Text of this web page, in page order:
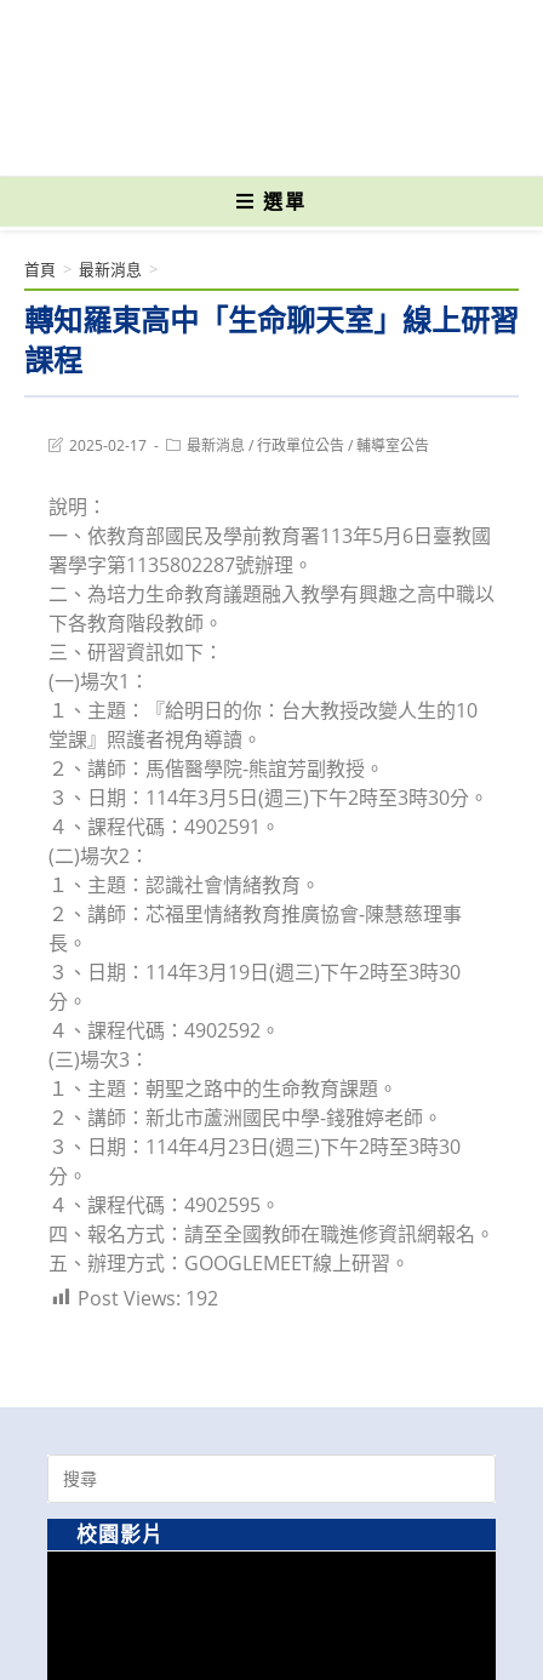
選單
轉知羅東高中「生命聊天室」線上研習
課程
首頁 > 最新消息 >
Post2025-02-17
Post最新消息 /行政單位公告/輔導室公告
說明：
一、依教育部國民及學前教育署113年5月6日臺教國
署學字第1135802287號辦理。
二、為培力生命教育議題融入教學有興趣之高中職以
下各教育階段教師。
三、研習資訊如下：
(一)場次1：
１、主題：『給明日的你：台大教授改變人生的10
堂課』照護者視角導讀。
２、講師：馬偕醫學院-熊誼芳副教授。
３、日期：114年3月5日(週三)下午2時至3時30分。
４、課程代碼：4902591。
(二)場次2：
１、主題：認識社會情緒教育。
２、講師：芯福里情緒教育推廣協會-陳慧慈理事
長。
３、日期：114年3月19日(週三)下午2時至3時30
分。
４、課程代碼：4902592。
(三)場次3：
１、主題：朝聖之路中的生命教育課題。
２、講師：新北市蘆洲國民中學-錢雅婷老師。
３、日期：114年4月23日(週三)下午2時至3時30
分。
４、課程代碼：4902595。
四、報名方式：請至全國教師在職進修資訊網報名。
五、辦理方式：GOOGLEMEET線上研習。
Post Views: 192
Search
for:
校園影片